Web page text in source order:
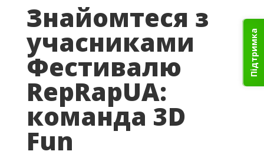
Підтримка
Знайомтеся з
учасниками
Фестивалю
RepRapUA:
команда 3D
Fun